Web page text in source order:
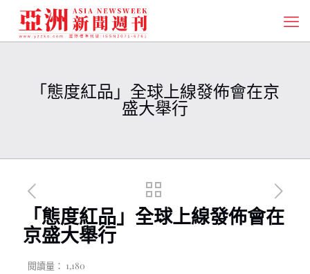
「態度紅品」全球上線發佈會在京
盛大舉行
「態度紅品」全球上線發佈會在
京盛大舉行
閱讀量： 1,180